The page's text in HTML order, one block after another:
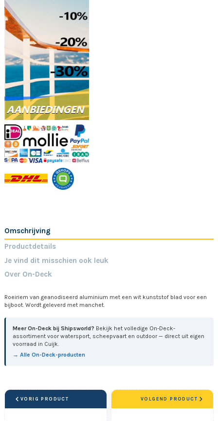
Omschrijving
Productdetails
Je vind dit misschien ook leuk
Over On-Deck
Roeiriem van geanodiseerd aluminium met een wit kunststof blad voor een
bijboot. Wordt geleverd met manchet.
Meer On-Deck bij Shipsworld? Bekijk het volledige On-Deck-
assortiment voor watersport, scheepvaart en outdoor — direct uit eigen
voorraad in Cuijk.
→ Alle On-Deck-producten
VORIG PRODUCT VOLGEND PRODUCT